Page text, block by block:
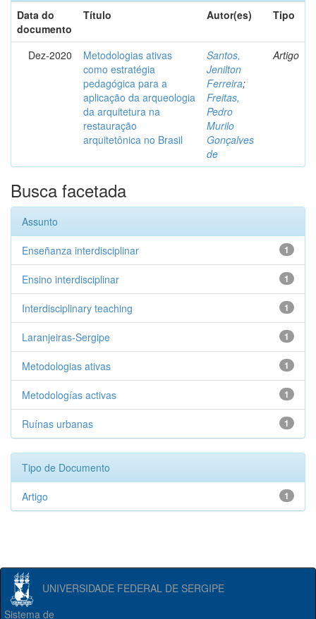
Data do
documento
Título Autor(es) Tipo
Dez-2020
Metodologias ativas
como estratégia
pedagógica para a
aplicação da arqueologia
da arquitetura na
restauração
arquitetônica no Brasil
Santos,
Jenilton
Ferreira;
Freitas,
Pedro
Murilo
Gonçalves
de
Artigo
Busca facetada
Assunto
1
Enseñanza interdisciplinar
1
Ensino interdisciplinar
1
Interdisciplinary teaching
1
Laranjeiras-Sergipe
1
Metodologias ativas
1
Metodologías activas
1
Ruínas urbanas
Tipo de Documento
1
Artigo
UNIVERSIDADE FEDERAL DE SERGIPE
Sistema de